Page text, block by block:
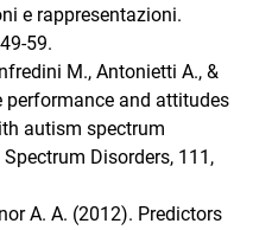
e rappresentazioni.
59.
M., Antonietti A., &
performance and attitudes
autism spectrum
Disorders, 111,
A. A. (2012). Predictors